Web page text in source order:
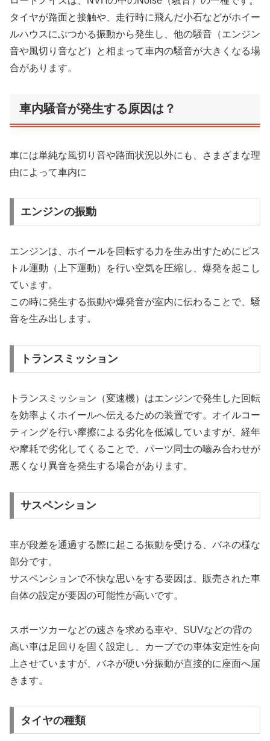
タイヤが路面と接触や、走行時に飛んだ小石などがホイー
ルハウスにぶつかる振動から発生し、他の騒音（エンジン
音や風切り音など）と相まって車内の騒音が大きくなる場
合があります。
車内騒音が発生する原因は？
車には単純な風切り音や路面状況以外にも、さまざまな理
由によって車内に
エンジンの振動
エンジンは、ホイールを回転する力を生み出すためにピス
トル運動（上下運動）を行い空気を圧縮し、爆発を起こし
ています。
この時に発生する振動や爆発音が室内に伝わることで、騒
音を生み出します。
トランスミッション
トランスミッション（変速機）はエンジンで発生した回転
を効率よくホイールへ伝えるための装置です。オイルコー
ティングを行い摩擦による劣化を低減していますが、経年
や摩耗で劣化してくることで、パーツ同士の嚙み合わせが
悪くなり異音を発生する場合があります。
サスペンション
車が段差を通過する際に起こる振動を受ける、バネの様な
部分です。
サスペンションで不快な思いをする要因は、販売された車
自体の設定が要因の可能性が高いです。
スポーツカーなどの速さを求める車や、SUVなどの背の
高い車は足回りを固く設定し、カーブでの車体安定性を向
上させていますが、バネが硬い分振動が直接的に座面へ届
きます。
タイヤの種類